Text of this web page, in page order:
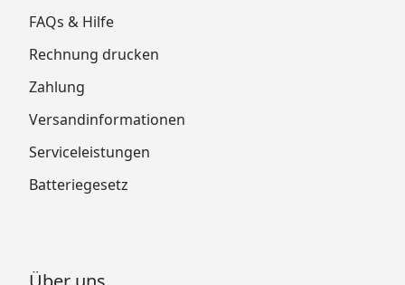
FAQs & Hilfe
Rechnung drucken
Zahlung
Versandinformationen
Serviceleistungen
Batteriegesetz